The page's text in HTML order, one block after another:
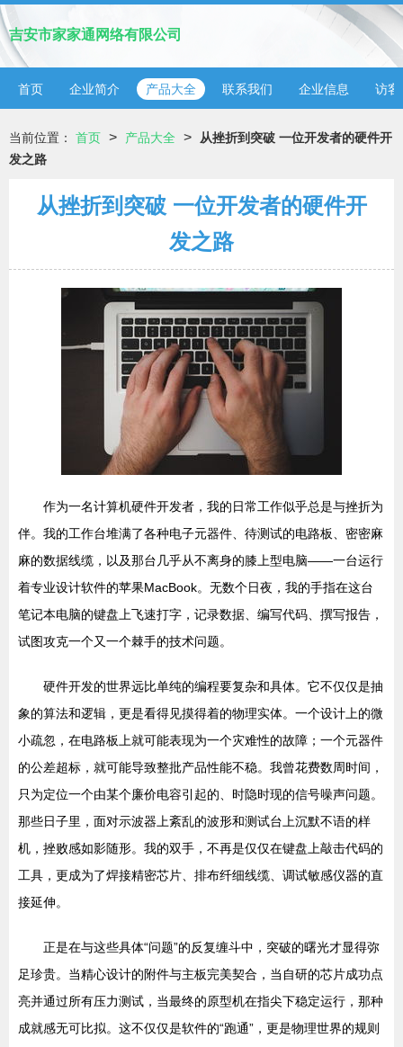
吉安市家家通网络有限公司
首页 企业简介 产品大全 联系我们 企业信息 访客
当前位置： 首页 > 产品大全 >
从挫折到突破 一位开发者的硬件开
发之路
从挫折到突破 一位开发者的硬件开
发之路
作为一名计算机硬件开发者，我的日常工作似乎总是与挫折为
伴。我的工作台堆满了各种电子元器件、待测试的电路板、密密麻
麻的数据线缆，以及那台几乎从不离身的膝上型电脑——一台运行
着专业设计软件的苹果MacBook。无数个日夜，我的手指在这台
笔记本电脑的键盘上飞速打字，记录数据、编写代码、撰写报告，
试图攻克一个又一个棘手的技术问题。
硬件开发的世界远比单纯的编程要复杂和具体。它不仅仅是抽
象的算法和逻辑，更是看得见摸得着的物理实体。一个设计上的微
小疏忽，在电路板上就可能表现为一个灾难性的故障；一个元器件
的公差超标，就可能导致整批产品性能不稳。我曾花费数周时间，
只为定位一个由某个廉价电容引起的、时隐时现的信号噪声问题。
那些日子里，面对示波器上紊乱的波形和测试台上沉默不语的样
机，挫败感如影随形。我的双手，不再是仅仅在键盘上敲击代码的
工具，更成为了焊接精密芯片、排布纤细线缆、调试敏感仪器的直
接延伸。
正是在与这些具体“问题”的反复缠斗中，突破的曙光才显得弥
足珍贵。当精心设计的附件与主板完美契合，当自研的芯片成功点
亮并通过所有压力测试，当最终的原型机在指尖下稳定运行，那种
成就感无可比拟。这不仅仅是软件的“跑通”，更是物理世界的规则